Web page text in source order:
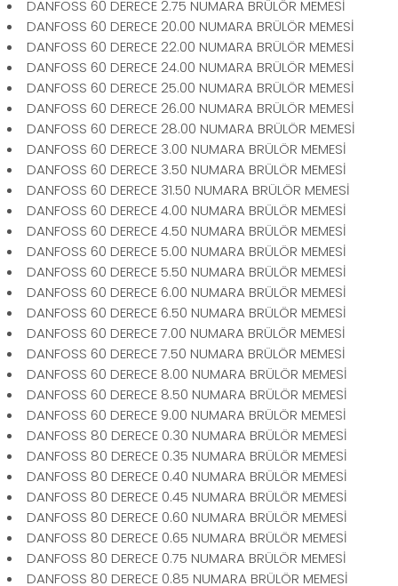
DANFOSS 60 DERECE 2.75 NUMARA BRÜLÖR MEMESİ
DANFOSS 60 DERECE 20.00 NUMARA BRÜLÖR MEMESİ
DANFOSS 60 DERECE 22.00 NUMARA BRÜLÖR MEMESİ
DANFOSS 60 DERECE 24.00 NUMARA BRÜLÖR MEMESİ
DANFOSS 60 DERECE 25.00 NUMARA BRÜLÖR MEMESİ
DANFOSS 60 DERECE 26.00 NUMARA BRÜLÖR MEMESİ
DANFOSS 60 DERECE 28.00 NUMARA BRÜLÖR MEMESİ
DANFOSS 60 DERECE 3.00 NUMARA BRÜLÖR MEMESİ
DANFOSS 60 DERECE 3.50 NUMARA BRÜLÖR MEMESİ
DANFOSS 60 DERECE 31.50 NUMARA BRÜLÖR MEMESİ
DANFOSS 60 DERECE 4.00 NUMARA BRÜLÖR MEMESİ
DANFOSS 60 DERECE 4.50 NUMARA BRÜLÖR MEMESİ
DANFOSS 60 DERECE 5.00 NUMARA BRÜLÖR MEMESİ
DANFOSS 60 DERECE 5.50 NUMARA BRÜLÖR MEMESİ
DANFOSS 60 DERECE 6.00 NUMARA BRÜLÖR MEMESİ
DANFOSS 60 DERECE 6.50 NUMARA BRÜLÖR MEMESİ
DANFOSS 60 DERECE 7.00 NUMARA BRÜLÖR MEMESİ
DANFOSS 60 DERECE 7.50 NUMARA BRÜLÖR MEMESİ
DANFOSS 60 DERECE 8.00 NUMARA BRÜLÖR MEMESİ
DANFOSS 60 DERECE 8.50 NUMARA BRÜLÖR MEMESİ
DANFOSS 60 DERECE 9.00 NUMARA BRÜLÖR MEMESİ
DANFOSS 80 DERECE 0.30 NUMARA BRÜLÖR MEMESİ
DANFOSS 80 DERECE 0.35 NUMARA BRÜLÖR MEMESİ
DANFOSS 80 DERECE 0.40 NUMARA BRÜLÖR MEMESİ
DANFOSS 80 DERECE 0.45 NUMARA BRÜLÖR MEMESİ
DANFOSS 80 DERECE 0.60 NUMARA BRÜLÖR MEMESİ
DANFOSS 80 DERECE 0.65 NUMARA BRÜLÖR MEMESİ
DANFOSS 80 DERECE 0.75 NUMARA BRÜLÖR MEMESİ
DANFOSS 80 DERECE 0.85 NUMARA BRÜLÖR MEMESİ